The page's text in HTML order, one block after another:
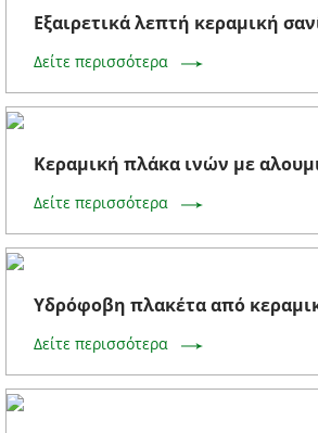
Εξαιρετικά λεπτή κεραμική
Δείτε περισσότερα
Κεραμική πλάκα ινών με
Δείτε περισσότερα
Υδρόφοβη πλακέτα από
Δείτε περισσότερα